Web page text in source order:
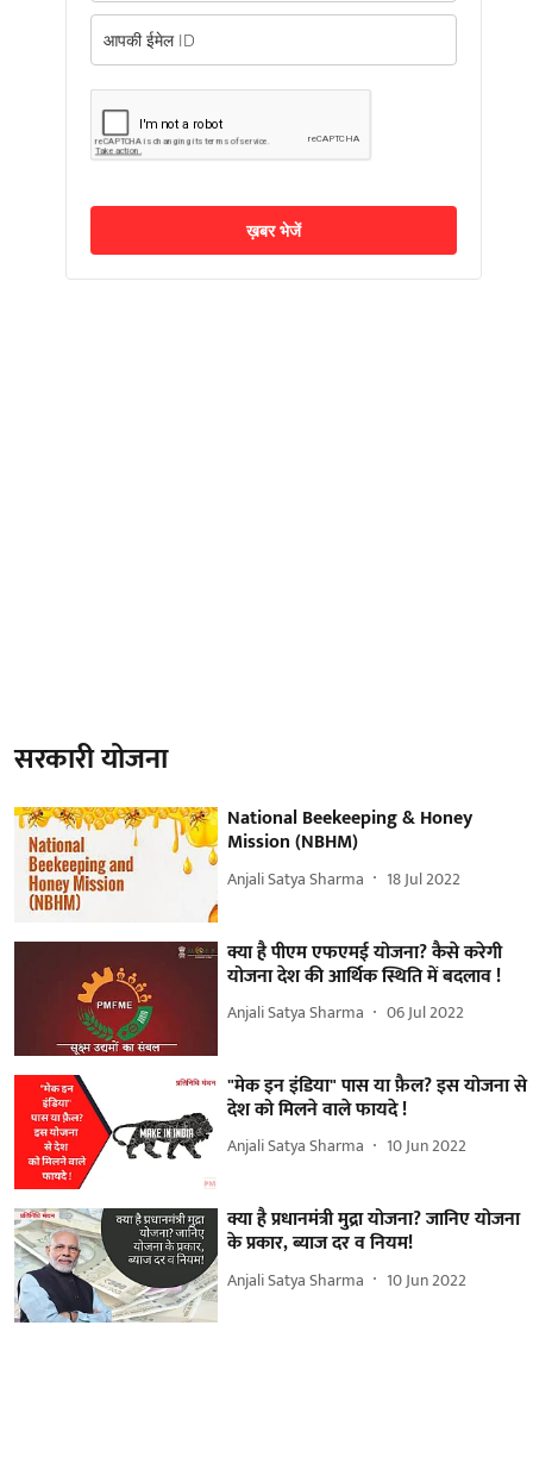
ख़बर भेजें
सरकारी योजना
National Beekeeping & Honey
Mission (NBHM)
Anjali Satya Sharma 18 Jul 2022
क्या है पीएम एफएमई योजना? कैसे करेगी
योजना देश की आर्थिक स्थिति में बदलाव !
Anjali Satya Sharma 06 Jul 2022
"मेक इन इंडिया" पास या फ़ैल? इस योजना से
देश को मिलने वाले फायदे !
Anjali Satya Sharma 10 Jun 2022
क्या है प्रधानमंत्री मुद्रा योजना? जानिए योजना
के प्रकार, ब्याज दर व नियम!
Anjali Satya Sharma 10 Jun 2022